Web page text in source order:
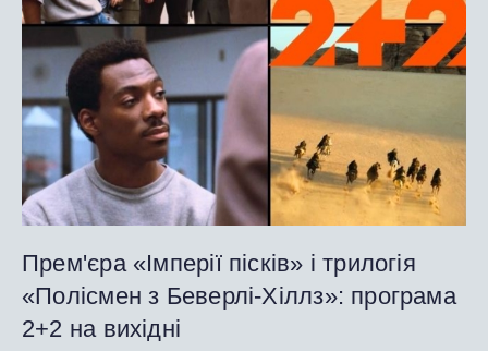
Прем'єра «Імперії пісків» і трилогія
«Полісмен з Беверлі-Хіллз»: програма
2+2 на вихідні